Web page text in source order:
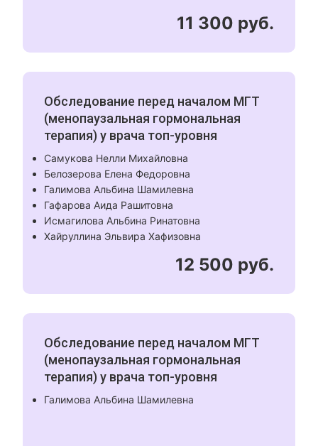
11 300 руб.
Обследование перед началом МГТ
(менопаузальная гормональная
терапия) у врача топ-уровня
Самукова Нелли Михайловна
Белозерова Елена Федоровна
Галимова Альбина Шамилевна
Гафарова Аида Рашитовна
Исмагилова Альбина Ринатовна
Хайруллина Эльвира Хафизовна
12 500 руб.
Обследование перед началом МГТ
(менопаузальная гормональная
терапия) у врача топ-уровня
Галимова Альбина Шамилевна